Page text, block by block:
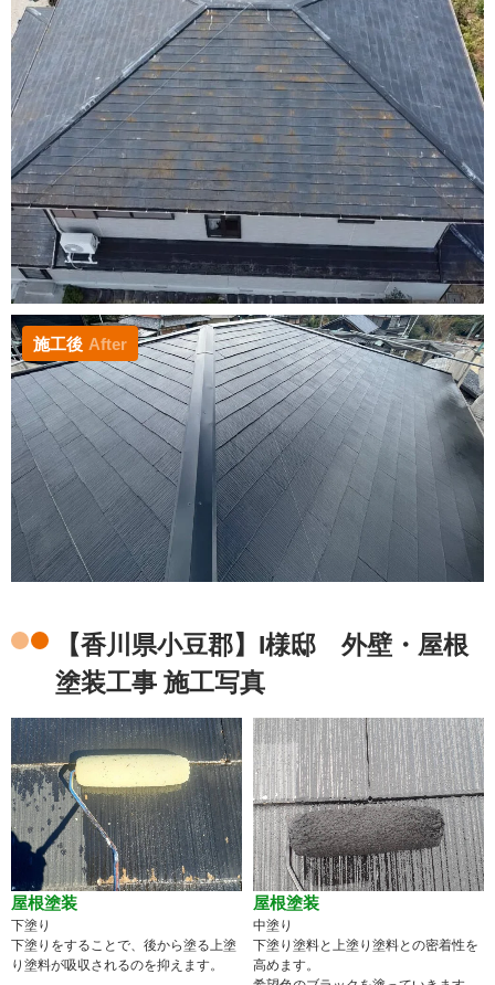
施工後 After
【香川県小豆郡】I様邸 外壁・屋根
塗装工事 施工写真
屋根塗装
下塗り
下塗りをすることで、後から塗る上塗
り塗料が吸収されるのを抑えます。
屋根塗装
中塗り
下塗り塗料と上塗り塗料との密着性を
高めます。